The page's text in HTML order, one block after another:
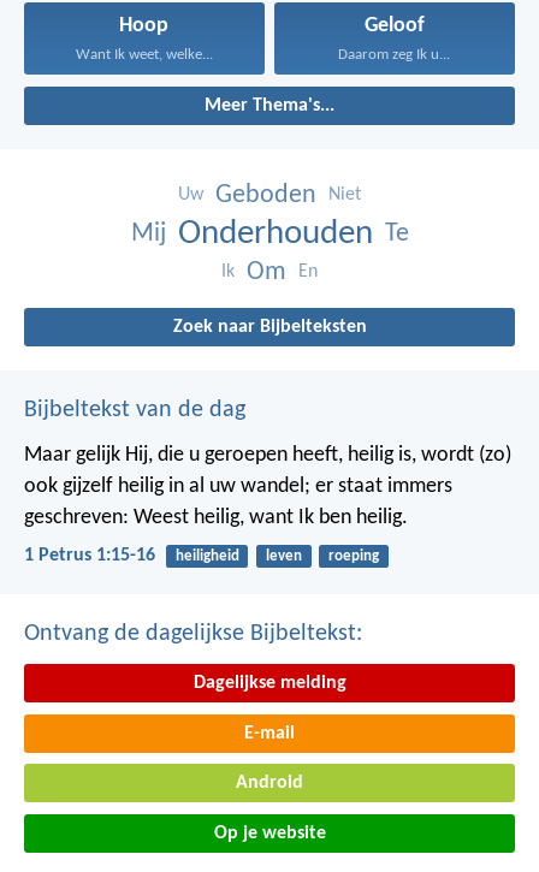
Hoop
Want Ik weet, welke...
Geloof
Daarom zeg Ik u...
Meer Thema's...
Uw Geboden Niet
Mij Onderhouden Te
Ik Om En
Zoek naar Bijbelteksten
Bijbeltekst van de dag
Maar gelijk Hij, die u geroepen heeft, heilig is, wordt (zo)
ook gijzelf heilig in al uw wandel; er staat immers
geschreven: Weest heilig, want Ik ben heilig.
1 Petrus 1:15-16 heiligheid leven roeping
Ontvang de dagelijkse Bijbeltekst:
Dagelijkse melding
E-mail
Android
Op je website